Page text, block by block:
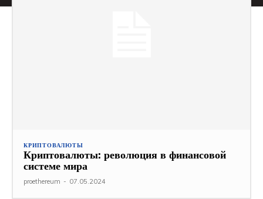
КРИПТОВАЛЮТЫ
Криптовалюты: революция в финансовой
системе мира
proethereum - 07.05.2024